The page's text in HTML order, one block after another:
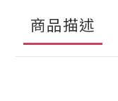
商品描述